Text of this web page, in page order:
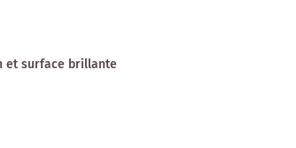
et surface brillante